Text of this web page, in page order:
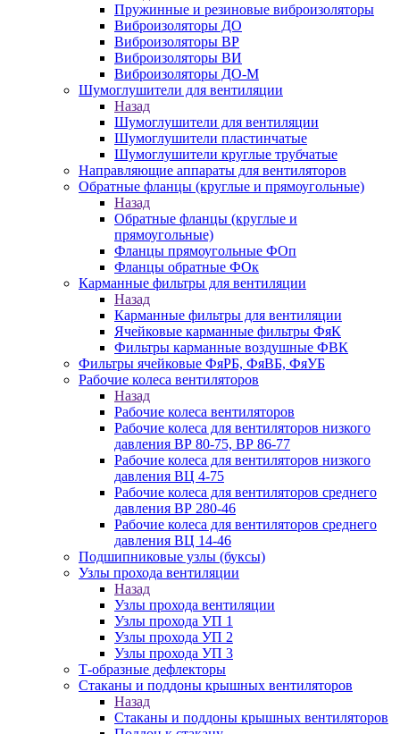
Пружинные и резиновые виброизоляторы
Виброизоляторы ДО
Виброизоляторы ВР
Виброизоляторы ВИ
Виброизоляторы ДО-М
Шумоглушители для вентиляции
Назад
Шумоглушители для вентиляции
Шумоглушители пластинчатые
Шумоглушители круглые трубчатые
Направляющие аппараты для вентиляторов
Обратные фланцы (круглые и прямоугольные)
Назад
Обратные фланцы (круглые и
прямоугольные)
Фланцы прямоугольные ФОп
Фланцы обратные ФОк
Карманные фильтры для вентиляции
Назад
Карманные фильтры для вентиляции
Ячейковые карманные фильтры ФяК
Фильтры карманные воздушные ФВК
Фильтры ячейковые ФяРБ, ФяВБ, ФяУБ
Рабочие колеса вентиляторов
Назад
Рабочие колеса вентиляторов
Рабочие колеса для вентиляторов низкого
давления ВР 80-75, ВР 86-77
Рабочие колеса для вентиляторов низкого
давления ВЦ 4-75
Рабочие колеса для вентиляторов среднего
давления ВР 280-46
Рабочие колеса для вентиляторов среднего
давления ВЦ 14-46
Подшипниковые узлы (буксы)
Узлы прохода вентиляции
Назад
Узлы прохода вентиляции
Узлы прохода УП 1
Узлы прохода УП 2
Узлы прохода УП 3
Т-образные дефлекторы
Стаканы и поддоны крышных вентиляторов
Назад
Стаканы и поддоны крышных вентиляторов